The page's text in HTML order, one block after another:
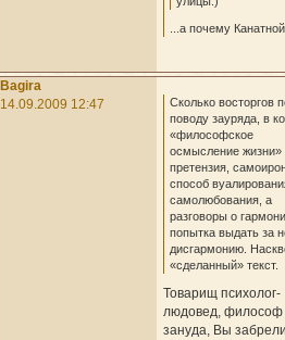
...а почему
Bagira
14.09.2009 12:47
Сколько восторгов
поводу зауряда, в
«философское
осмысление жизни»
претензия,
способ
самолюбования, а
разговоры о
попытка выдать за
дисгармонию.
«сделанный» текст.
Товарищ психолог-
людовед, философ
зануда, Вы